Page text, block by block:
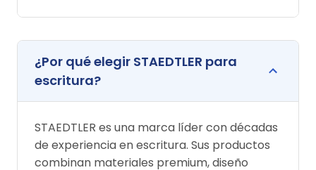
¿Por qué elegir STAEDTLER para
escritura?
STAEDTLER es una marca líder con décadas
de experiencia en escritura. Sus productos
combinan materiales premium, diseño